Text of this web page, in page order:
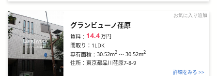
お気に入り追加
グランビューノ荏原
賃料： 14.4万円
間取り： 1LDK
専有面積：30.52m2 ～ 30.52m2
住所：東京都品川荏原7-8-9
詳細をみる >>